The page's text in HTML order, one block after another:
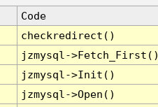
Code
checkredirect()
jzmysql-
jzmysql->Init()
jzmysql->Open()